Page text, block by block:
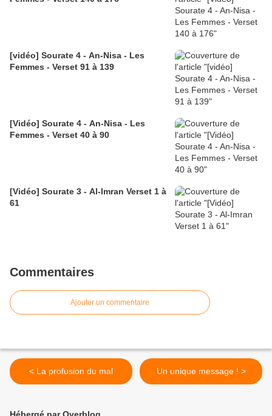
[vidéo] Sourate 4 - An-Nisa - Les
Femmes - Verset 91 à 139
[Vidéo] Sourate 4 - An-Nisa - Les
Femmes - Verset 40 à 90
[Vidéo] Sourate 3 - Al-Imran Verset 1 à
61
Commentaires
Ajouter un commentaire
< La profusion du mal Un unique message ! >